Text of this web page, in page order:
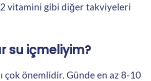
vitamini gibi diğer takviyeleri
su içmeliyim?
çok önemlidir. Günde en az 8-10